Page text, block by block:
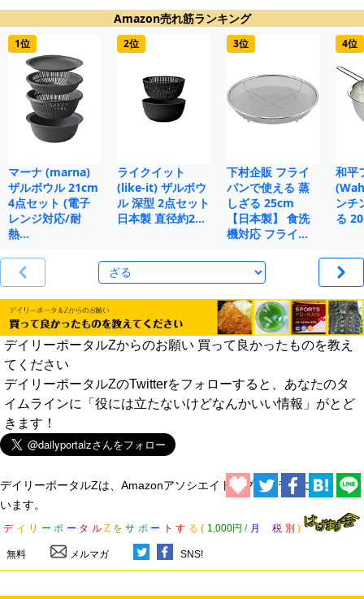
Amazon売れ筋ランキング
1位
マーナ (marna)
ザルボウル 21cm
4点セット (電子
レンジ対応/耐
熱…
2位
ライクイット
(like-it) ザルボウ
ル 深型 2点セット
日本製 直径約2…
3位
下村企販 フライ
パンで使える 蒸
しざる 25cm
【日本製】 食洗
機対応 フライ…
4位
和平
ンチ
る
デイリーポータルZからのお願い 買って良かったものを教え
てください
デイリーポータルZのTwitterをフォローすると、あなたのタ
イムラインに「役には立たないけどなんかいい情報」がとど
きます！
デイリーポータルZは、Amazonアソシエイト・プログラムに参加して
います。
デ イ リ ー ポ ー タ ル Z を サ ポ ー ト す る ( 1,000円 / 月 税 別 )
無料 メルマガ SNS!